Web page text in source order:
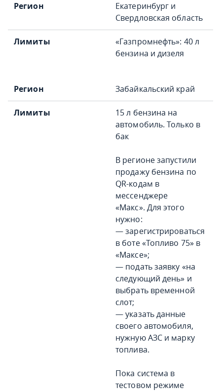
Екатеринбург и
Свердловская область
«Газпромнефть»: 40 л
бензина и дизеля
Забайкальский край
15 л бензина на
автомобиль. Только в
бак
В регионе запустили
продажу бензина по
QR-кодам в
мессенджере
«Макс». Для этого
нужно:
— зарегистрироваться
в боте «Топливо 75» в
«Максе»;
— подать заявку «на
следующий день» и
выбрать временной
слот;
— указать данные
своего автомобиля,
нужную АЗС и марку
топлива.
Пока система в
тестовом режиме